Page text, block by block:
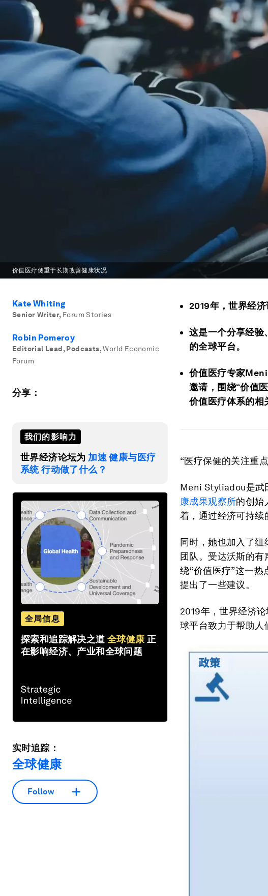
价值医疗侧重于长期改善健康状况
Kate Whiting
Senior Writer, Forum Stories
Robin Pomeroy
Editorial Lead, Podcasts, World Economic
Forum
分享：
我们的影响力
世界经济论坛为 加速 健康与医疗
系统 行动做了什么？
全局信息
探索和追踪解决之道 全球健康 正
在影响经济、产业和全球问题
实时追踪：
全球健康
Follow
2019年，世界经济
这是一个分享经验
的全球平台。
价值医疗专家
邀请，围绕“价值
价值医疗体系的相
“医疗保健的关注重
Meni Styliadou是武
康成果观察所的创始
着，通过经济可持续
同时，她也加入了
团队。受达沃斯的
绕“价值医疗”这一
提出了一些建议。
2019年，世界经济
球平台致力于帮助人